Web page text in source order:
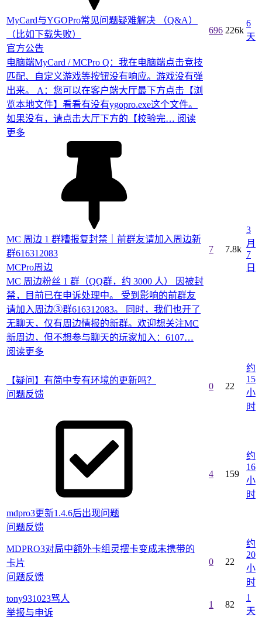
MyCard与YGOPro常见问题疑难解决 （Q&A）
（比如下载失败）
官方公告
电脑端MyCard / MCPro Q：我在电脑端点击竞技
匹配、自定义游戏等按钮没有响应。游戏没有弹
出来。 A：您可以在客户端大厅最下方点击【浏
览本地文件】看看有没有ygopro.exe这个文件。
如果没有，请点击大厅下方的【校验完… 阅读
更多
696 226k
6
天
MC 周边 1 群糟报复封禁｜前群友请加入周边新
群616312083
MCPro周边
MC 周边粉丝 1 群（QQ群，约 3000 人） 因被封
禁，目前已在申诉处理中。 受到影响的前群友
请加入周边③群616312083。 同时，我们也开了
无聊天，仅有周边情报的新群。欢迎想关注MC
新周边，但不想参与聊天的玩家加入：6107…
阅读更多
7 7.8k
3
月
7
日
【疑问】有简中专有环境的更新吗？
问题反馈
0 22
约
15
小
时
mdpro3更新1.4.6后出现问题
问题反馈
4 159
约
16
小
时
MDPRO3对局中额外卡组灵摆卡变成未携带的
卡片
问题反馈
0 22
约
20
小
时
tony931023骂人
举报与申诉
1 82
1
天